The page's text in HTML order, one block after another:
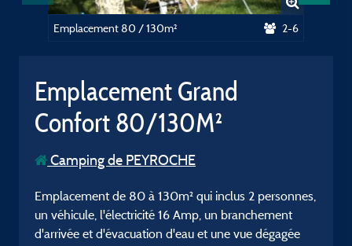
Emplacement 80 / 130m² 2-6
Emplacement Grand
Confort 80/130M²
Camping de PEYROCHE
Emplacement de 80 à 130m² qui inclus 2 personnes,
un véhicule, l'électricité 16 Amp, un branchement
d'arrivée et d'évacuation d'eau et une vue dégagée